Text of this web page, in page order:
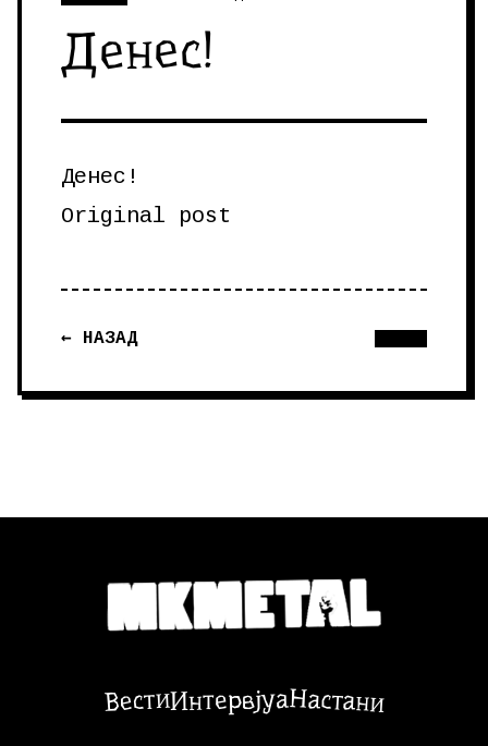
Денес!
Денес!
Original post
← НАЗАД
ВестиИнтервјуаНастани